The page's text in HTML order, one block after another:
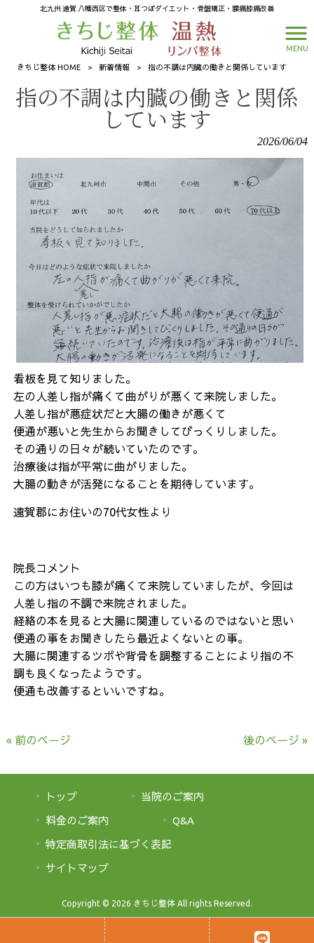
北九州 遠賀 八幡西区で整体・耳つぼダイエット・骨盤矯正・腰痛膝痛改善
MENU
きちじ整体 HOME > 新着情報 > 指の不調は内臓の働きと関係しています
指の不調は内臓の働きと関係
しています
2026/06/04
看板を見て知りました。
左の人差し指が痛くて曲がりが悪くて来院しました。
人差し指が悪症状だと大腸の働きが悪くて
便通が悪いと先生からお聞きしてびっくりしました。
その通りの日々が続いていたのです。
治療後は指が平常に曲がりました。
大腸の動きが活発になることを期待しています。
遠賀郡にお住いの70代女性より
院長コメント
この方はいつも膝が痛くて来院していましたが、今回は
人差し指の不調で来院されました。
経絡の本を見ると大腸に関連しているのではないと思い
便通の事をお聞きしたら最近よくないとの事。
大腸に関連するツボや背骨を調整することにより指の不
調も良くなったようです。
便通も改善するといいですね。
« 前のページ 後のページ »
トップ
当院のご案内
料金のご案内
Q&A
特定商取引法に基づく表記
サイトマップ
Copyright © 2026 きちじ整体 All rights Reserved.